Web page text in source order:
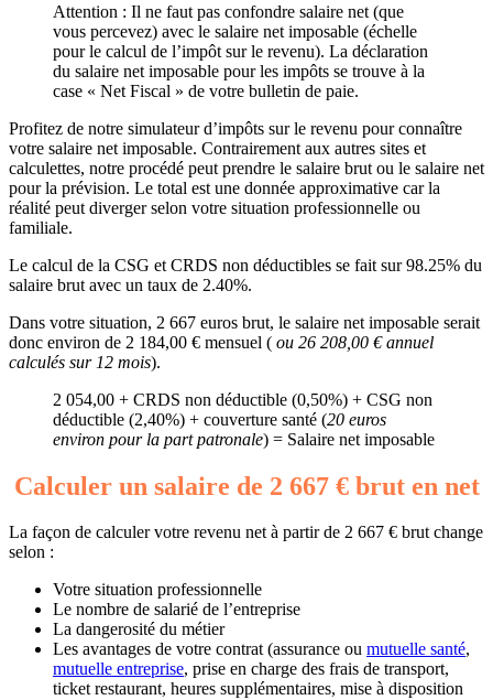
Attention : Il ne faut pas confondre salaire net (que
vous percevez) avec le salaire net imposable (échelle
pour le calcul de l’impôt sur le revenu). La déclaration
du salaire net imposable pour les impôts se trouve à la
case « Net Fiscal » de votre bulletin de paie.
Profitez de notre simulateur d’impôts sur le revenu pour connaître
votre salaire net imposable. Contrairement aux autres sites et
calculettes, notre procédé peut prendre le salaire brut ou le salaire net
pour la prévision. Le total est une donnée approximative car la
réalité peut diverger selon votre situation professionnelle ou
familiale.
Le calcul de la CSG et CRDS non déductibles se fait sur 98.25% du
salaire brut avec un taux de 2.40%.
Dans votre situation, 2 667 euros brut, le salaire net imposable serait
donc environ de 2 184,00 € mensuel ( ou 26 208,00 € annuel
calculés sur 12 mois).
2 054,00 + CRDS non déductible (0,50%) + CSG non
déductible (2,40%) + couverture santé (20 euros
environ pour la part patronale) = Salaire net imposable
Calculer un salaire de 2 667 € brut en net
La façon de calculer votre revenu net à partir de 2 667 € brut change
selon :
Votre situation professionnelle
Le nombre de salarié de l’entreprise
La dangerosité du métier
Les avantages de votre contrat (assurance ou mutuelle santé,
mutuelle entreprise, prise en charge des frais de transport,
ticket restaurant, heures supplémentaires, mise à disposition